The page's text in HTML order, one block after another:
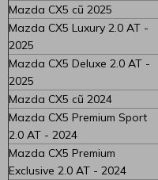
Mazda CX5 cũ 2025
Mazda CX5 Luxury 2.0 AT -
2025
Mazda CX5 Deluxe 2.0 AT -
2025
Mazda CX5 cũ 2024
Mazda CX5 Premium Sport
2.0 AT - 2024
Mazda CX5 Premium
Exclusive 2.0 AT - 2024